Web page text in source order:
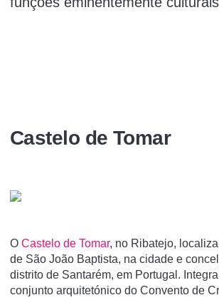
Castelo de Tomar
O Castelo de Tomar, no Ribatejo,
de São João Baptista, na cidade e
distrito de Santarém, em Portugal.
conjunto arquitetónico do Convento de